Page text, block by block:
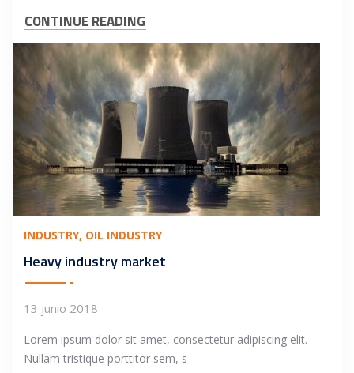
CONTINUE READING
INDUSTRY OIL INDUSTRY
Heavy industry market
13 junio 2018
Lorem ipsum dolor sit amet, consectetur adipiscing elit.
Nullam tristique porttitor sem, s